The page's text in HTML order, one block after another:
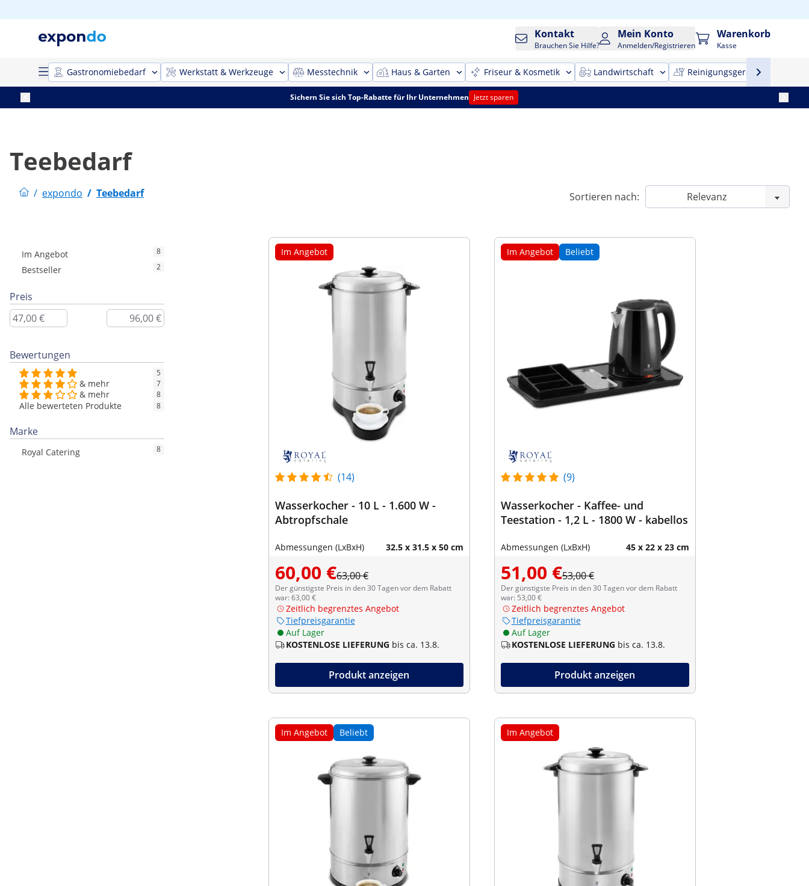
Kontakt
Brauchen Sie Hilfe?
Mein Konto
Anmelden/Registrieren
Warenkorb
Kasse
Gastronomiebedarf Werkstatt & Werkzeuge Messtechnik Haus & Garten Friseur & Kosmetik Landwirtschaft Reinigungsgeräte
Sichern Sie sich Top-Rabatte für Ihr Unternehmen Jetzt sparen
Teebedarf
/ expondo / Teebedarf Sortieren nach:
Im Angebot 8
Bestseller 2
Preis
Bewertungen
5
& mehr 7
& mehr 8
Alle bewerteten Produkte 8
Marke
Royal Catering 8
Im Angebot
(14)
Wasserkocher - 10 L - 1.600 W -
Abtropfschale
Abmessungen (LxBxH) 32.5 x 31.5 x 50 cm
60,00 €63,00 €
Der günstigste Preis in den 30 Tagen vor dem Rabatt
war: 63,00 €
Zeitlich begrenztes Angebot
Tiefpreisgarantie
Auf Lager
KOSTENLOSE LIEFERUNG bis ca. 13.8.
Produkt anzeigen
Im Angebot Beliebt
(9)
Wasserkocher - Kaffee- und
Teestation - 1,2 L - 1800 W - kabellos
Abmessungen (LxBxH) 45 x 22 x 23 cm
51,00 €53,00 €
Der günstigste Preis in den 30 Tagen vor dem Rabatt
war: 53,00 €
Zeitlich begrenztes Angebot
Tiefpreisgarantie
Auf Lager
KOSTENLOSE LIEFERUNG bis ca. 13.8.
Produkt anzeigen
Im Angebot Beliebt Im Angebot